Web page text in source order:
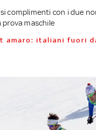
complimenti con i due
maschile
amaro: italiani fuori